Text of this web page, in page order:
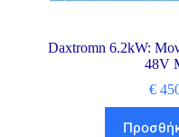
Daxtromn 6.2kW:
48V
€